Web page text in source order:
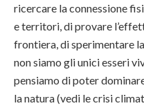
ricercare la connessione
e territori, di provare
frontiera, di sperimentare
non siamo gli unici esseri
pensiamo di poter
la natura (vedi le crisi